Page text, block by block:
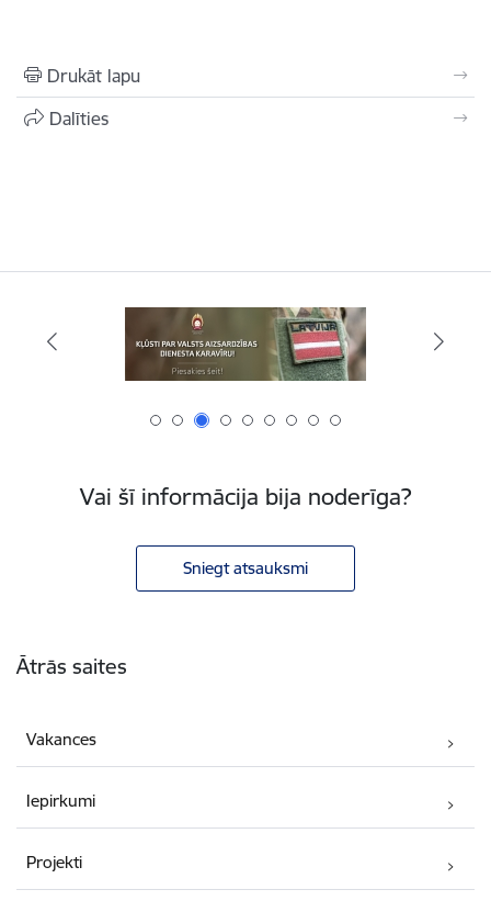
Drukāt lapu
Dalīties
Vai šī informācija bija noderīga?
Sniegt atsauksmi
Ātrās saites
Vakances
Iepirkumi
Projekti